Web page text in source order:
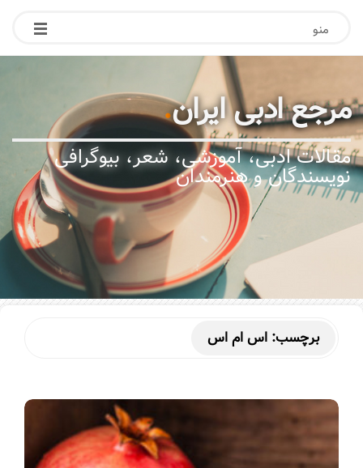
منو
مرجع ادبی ایران.
مقالات ادبی، آموزشی، شعر، بیوگرافی
نویسندگان و هنرمندان
برچسب: اس ام اس